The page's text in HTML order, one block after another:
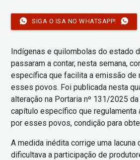
SIGA O ISA NO WHATSAPP!
Indígenas e quilombolas do estado
passaram a contar, nesta semana,
específica que facilita a emissão de
esses povos. Foi publicada nesta
alteração na Portaria nº 131/2025 da
capítulo específico que regulamenta
por esses povos, condição para
A medida inédita corrige uma lacuna
dificultava a participação de